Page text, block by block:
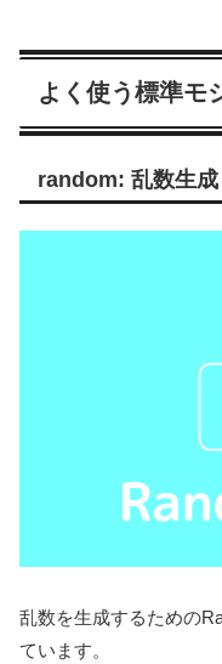
よく使う標準モ
random: 乱数生成
乱数を生成するための
ています。